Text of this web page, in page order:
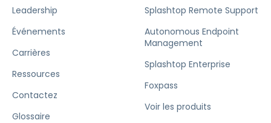
Leadership
Événements
Carrières
Ressources
Contactez
Glossaire
Splashtop Remote Support
Autonomous Endpoint
Management
Splashtop Enterprise
Foxpass
Voir les produits